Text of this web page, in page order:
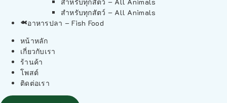
สำหรับทุกสัตว์ – All Animals
อาหารปลา – Fish Food
หน้าหลัก
เกี่ยวกับเรา
ร้านค้า
โพสต์
ติดต่อเรา